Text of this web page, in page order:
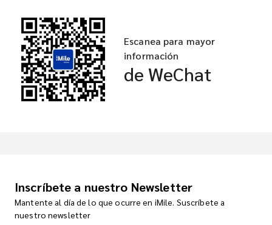
Escanea para mayor
información
de WeChat
Inscríbete a nuestro Newsletter
Mantente al día de lo que ocurre en iMile. Suscríbete a
nuestro newsletter